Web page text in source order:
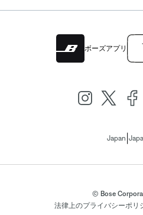
ボーズアプリ
Japan
© Bose
法律上のプライバシーポリ